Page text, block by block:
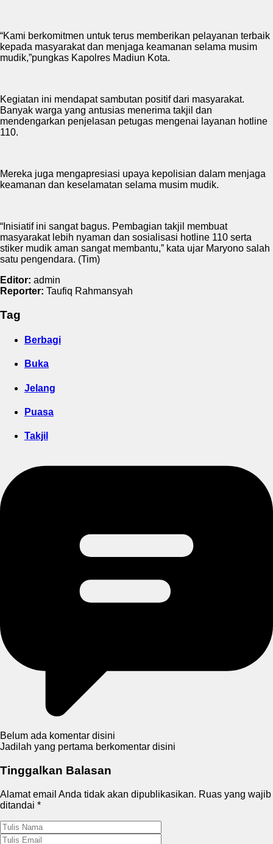
“Kami berkomitmen untuk terus memberikan pelayanan terbaik
kepada masyarakat dan menjaga keamanan selama musim
mudik,”pungkas Kapolres Madiun Kota.
Kegiatan ini mendapat sambutan positif dari masyarakat.
Banyak warga yang antusias menerima takjil dan
mendengarkan penjelasan petugas mengenai layanan hotline
110.
Mereka juga mengapresiasi upaya kepolisian dalam menjaga
keamanan dan keselamatan selama musim mudik.
“Inisiatif ini sangat bagus. Pembagian takjil membuat
masyarakat lebih nyaman dan sosialisasi hotline 110 serta
stiker mudik aman sangat membantu,” kata ujar Maryono salah
satu pengendara. (Tim)
Editor: admin
Reporter: Taufiq Rahmansyah
Tag
Berbagi
Buka
Jelang
Puasa
Takjil
Belum ada komentar disini
Jadilah yang pertama berkomentar disini
Tinggalkan Balasan
Alamat email Anda tidak akan dipublikasikan. Ruas yang wajib
ditandai *